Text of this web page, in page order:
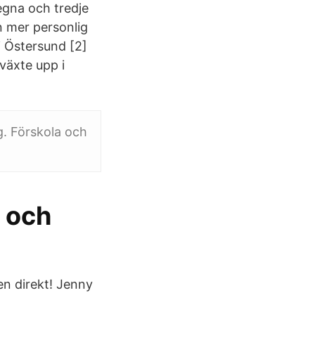
och tredje
mer personlig
Östersund [2]
upp i
Förskola och
direkt! Jenny